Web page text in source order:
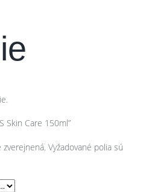
Skin Care 150ml”
Vyžadované polia sú